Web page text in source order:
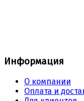
Информация
О компании
Оплата и